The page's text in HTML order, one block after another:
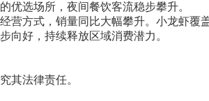
优选场所，夜间餐饮客流稳步攀升。
方式，销量同比大幅攀升。小龙虾覆
向好，持续释放区域消费潜力。
其法律责任。